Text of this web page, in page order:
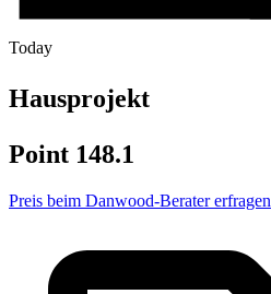
Today
Hausprojekt
Point 148.1
Preis beim Danwood-Berater erfragen